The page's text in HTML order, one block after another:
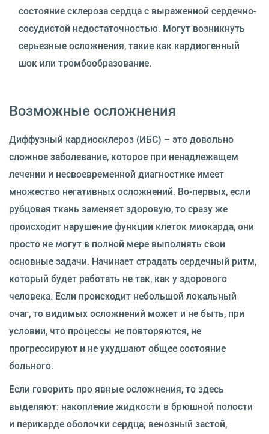
состояние склероза сердца с выраженной сердечно-
сосудистой недостаточностью. Могут возникнуть
серьезные осложнения, такие как кардиогенный
шок или тромбообразование.
Возможные осложнения
Диффузный кардиосклероз (ИБС) – это довольно
сложное заболевание, которое при ненадлежащем
лечении и несвоевременной диагностике имеет
множество негативных осложнений. Во-первых, если
рубцовая ткань заменяет здоровую, то сразу же
происходит нарушение функции клеток миокарда, они
просто не могут в полной мере выполнять свои
основные задачи. Начинает страдать сердечный ритм,
который будет работать не так, как у здорового
человека. Если происходит небольшой локальный
очаг, то видимых осложнений может и не быть, при
условии, что процессы не повторяются, не
прогрессируют и не ухудшают общее состояние
больного.
Если говорить про явные осложнения, то здесь
выделяют: накопление жидкости в брюшной полости
и перикарде оболочки сердца; венозный застой,